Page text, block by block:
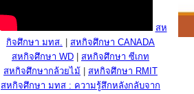
สห
กิจศึกษา มทส.
สหกิจศึกษา CANADA
สหกิจศึกษา WD
สหกิจศึกษา ซีเกท
สหกิจศึกษากล้วยไม้
สหกิจศึกษา RMIT
สหกิจศึกษา มทส : ความรู้สึกหลังกลับจาก